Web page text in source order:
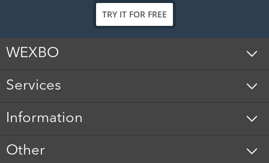
TRY IT FOR FREE
WEXBO
Services
Information
Other